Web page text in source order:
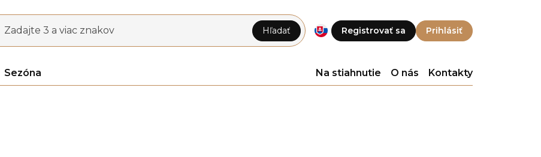
Registrovať sa Prihlásiť
Zadajte 3 a viac znakov Hľadať
Sezóna Na stiahnutie O nás Kontakty